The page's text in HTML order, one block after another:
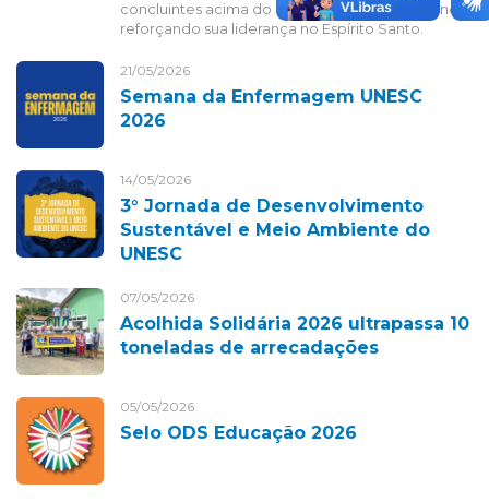
concluintes acima do nível básico de proficiência,
reforçando sua liderança no Espírito Santo.
21/05/2026
Semana da Enfermagem UNESC
2026
14/05/2026
3° Jornada de Desenvolvimento
Sustentável e Meio Ambiente do
UNESC
07/05/2026
Acolhida Solidária 2026 ultrapassa 10
toneladas de arrecadações
05/05/2026
Selo ODS Educação 2026